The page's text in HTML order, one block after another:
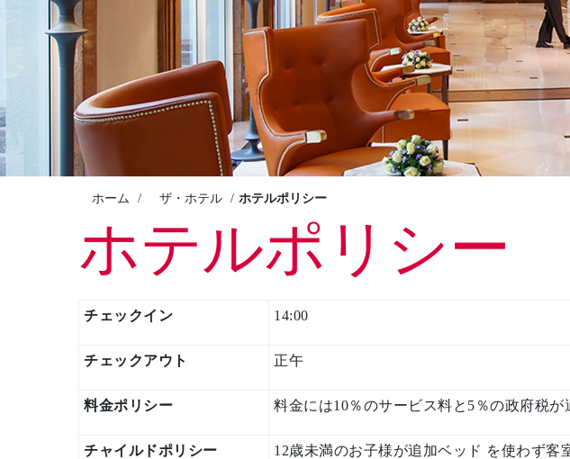
エンジョイ
お祝い＋会議
パン パシフィック ディスカバリ
パークロイヤル ヤンゴン
グローバルホームページに戻る
ホーム ザ・ホテル ホテルポリシー
ホテルポリシー
チェックイン 14:00
チェックアウト 正午
料金ポリシー 料金には10％のサービス料と5％の政府税が
チャイルドポリシー 12歳未満のお子様が追加ベッド を使わず客